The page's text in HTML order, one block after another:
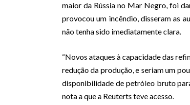
maior da Rússia no Mar Negro, foi
provocou um incêndio, disseram as
não tenha sido imediatamente clara.
“Novos ataques à capacidade das
redução da produção, e seriam um
disponibilidade de petróleo bruto
nota a que a Reuterts teve acesso.